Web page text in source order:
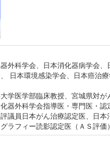
外科学会、日本消化器病学会
日本環境感染学会、日本癌治
学医学部臨床教授、宮城県対
器外科学会指導医・専門医・
議員日本がん治療認定医、日
ラフィー読影認定医（ＡＳ評